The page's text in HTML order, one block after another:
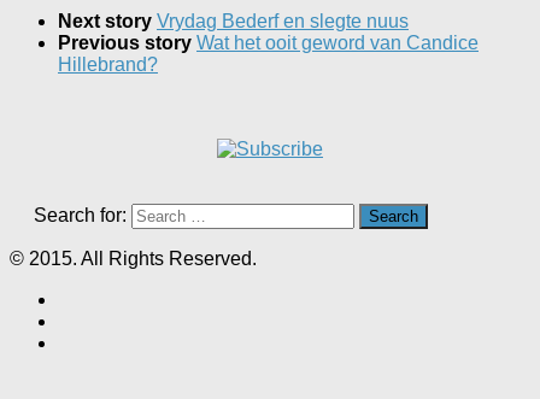
Next story Vrydag Bederf en slegte nuus
Previous story Wat het ooit geword van Candice
Hillebrand?
Search for:
© 2015. All Rights Reserved.